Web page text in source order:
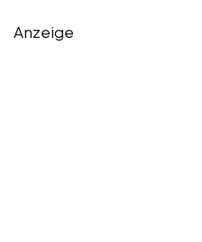
Anzeige